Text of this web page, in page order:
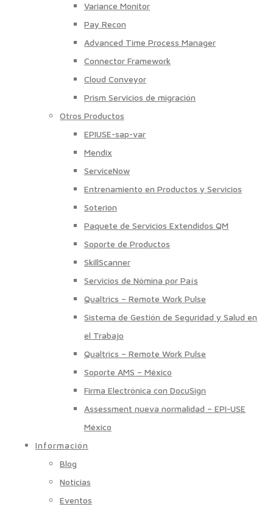
Variance Monitor
Pay Recon
Advanced Time Process Manager
Connector Framework
Cloud Conveyor
Prism Servicios de migración
Otros Productos
EPIUSE-sap-var
Mendix
ServiceNow
Entrenamiento en Productos y Servicios
Soterion
Paquete de Servicios Extendidos QM
Soporte de Productos
SkillScanner
Servicios de Nómina por País
Qualtrics – Remote Work Pulse
Sistema de Gestión de Seguridad y Salud en
el Trabajo
Qualtrics – Remote Work Pulse
Soporte AMS – México
Firma Electrónica con DocuSign
Assessment nueva normalidad – EPI-USE
México
Información
Blog
Noticias
Eventos